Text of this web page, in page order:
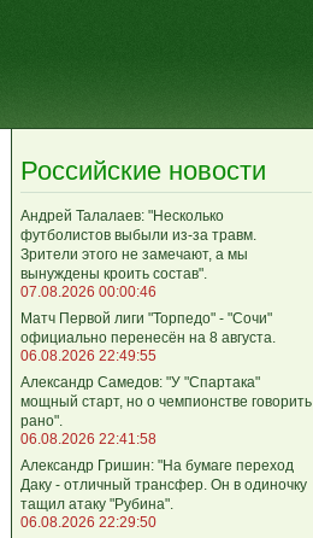
Российские новости
Андрей Талалаев: "Несколько
футболистов выбыли из-за травм.
Зрители этого не замечают, а мы
вынуждены кроить состав".
07.08.2026 00:00:46
Матч Первой лиги "Торпедо" - "Сочи"
официально перенесён на 8 августа.
06.08.2026 22:49:55
Александр Самедов: "У "Спартака"
мощный старт, но о чемпионстве говорить
рано".
06.08.2026 22:41:58
Александр Гришин: "На бумаге переход
Даку - отличный трансфер. Он в одиночку
тащил атаку "Рубина".
06.08.2026 22:29:50